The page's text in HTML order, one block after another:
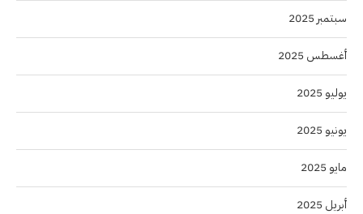
سبتمبر 2025
أغسطس 2025
يوليو 2025
يونيو 2025
مايو 2025
أبريل 2025